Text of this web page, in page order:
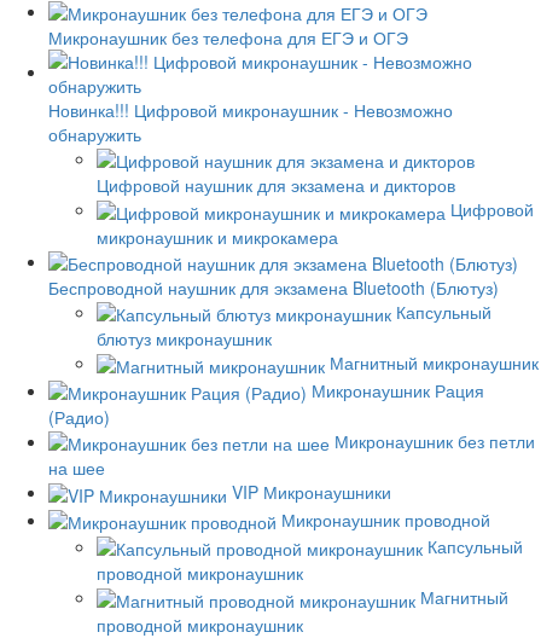
Микронаушник без телефона для ЕГЭ и ОГЭ
Новинка!!! Цифровой микронаушник - Невозможно
обнаружить
Цифровой наушник для экзамена и дикторов
Цифровой
микронаушник и микрокамера
Беспроводной наушник для экзамена Bluetooth (Блютуз)
Капсульный
блютуз микронаушник
Магнитный микронаушник
Микронаушник Рация
(Радио)
Микронаушник без петли
на шее
VIP Микронаушники
Микронаушник проводной
Капсульный
проводной микронаушник
Магнитный
проводной микронаушник